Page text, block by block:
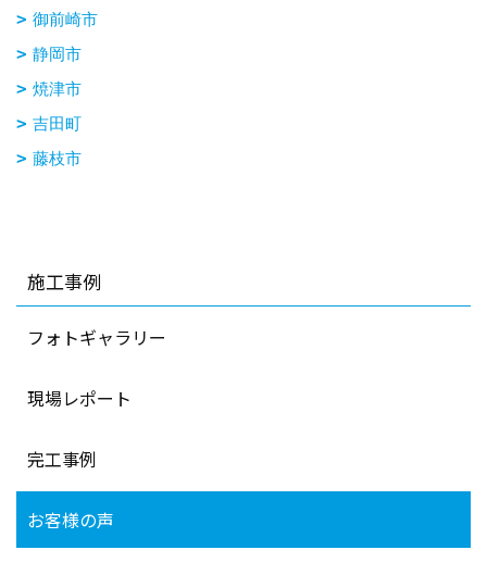
御前崎市
静岡市
焼津市
吉田町
藤枝市
施工事例
フォトギャラリー
現場レポート
完工事例
お客様の声